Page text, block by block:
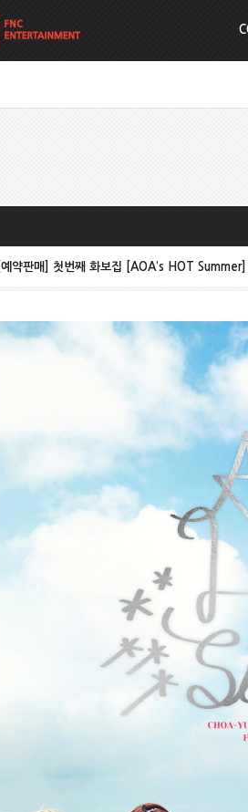
[예약판매] 첫번째 화보집 [AOA’s HOT Summer]